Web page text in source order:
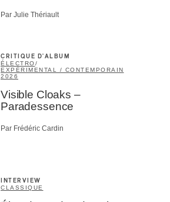
Par Julie Thériault
CRITIQUE D'ALBUM
ÉLECTRO/
EXPÉRIMENTAL / CONTEMPORAIN
2026
Visible Cloaks –
Paradessence
Par Frédéric Cardin
INTERVIEW
CLASSIQUE